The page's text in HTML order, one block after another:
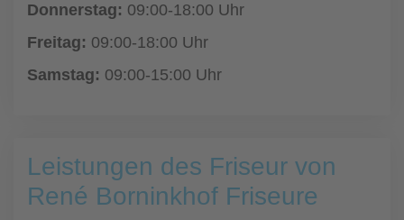
Donnerstag: 09:00-18:00 Uhr
Freitag: 09:00-18:00 Uhr
Samstag: 09:00-15:00 Uhr
Leistungen des Friseur von
René Borninkhof Friseure